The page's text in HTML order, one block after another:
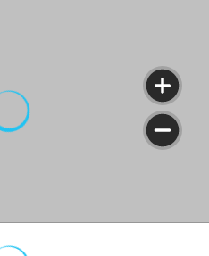
ощущение
вот главные мотивы.
мусс на основе